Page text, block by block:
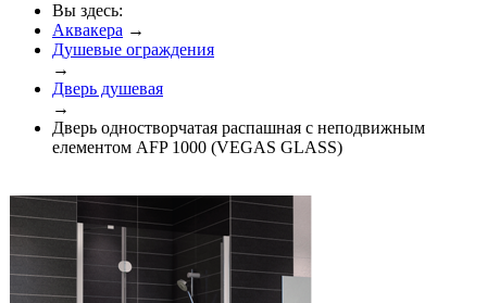
Вы здесь:
Аквакера →
Душевые ограждения
→
Дверь душевая
→
Дверь одностворчатая распашная с неподвижным
елементом AFP 1000 (VEGAS GLASS)